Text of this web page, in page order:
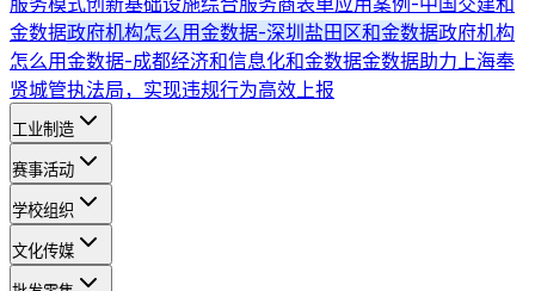
金数据政府机构怎么用金数据-深圳盐田区和金数据政府机构
怎么用金数据-成都经济和信息化和金数据金数据助力上海奉
贤城管执法局，实现违规行为高效上报
工业制造
赛事活动
学校组织
文化传媒